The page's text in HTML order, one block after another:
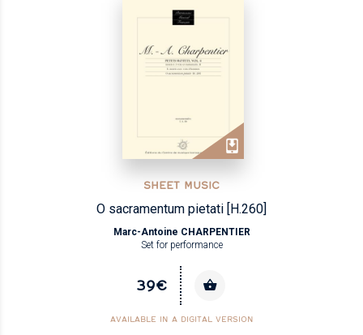
SHEET MUSIC
O sacramentum pietati [H.260]
Marc-Antoine CHARPENTIER
Set for performance
39€
AVAILABLE IN A DIGITAL VERSION